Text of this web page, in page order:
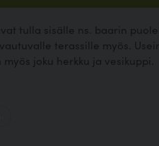
tulla sisälle ns. baarin
terassille myös.
joku herkku ja vesikuppi.